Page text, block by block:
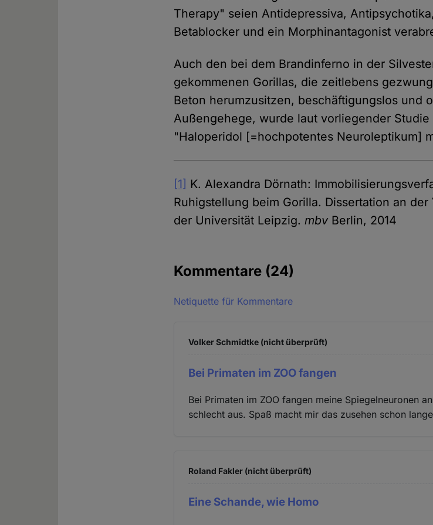
Therapy" seien Antidepressiva,
Betablocker und ein Morphinantagonist
Auch den bei dem Brandinferno in der
gekommenen Gorillas, die zeitlebens
Beton herumzusitzen, beschäftigungslos und
Außengehege, wurde laut vorliegender
"Haloperidol [=hochpotentes Neuroleptikum]
[1]
K. Alexandra Dörnath:
Ruhigstellung beim Gorilla. Dissertation an
der Universität Leipzig.mbvBerlin, 2014
Kommentare (24)
Netiquette für Kommentare
Volker Schmidtke (nicht überprüft)
Bei Primaten im ZOO fangen
Bei Primaten im ZOO fangen meine Spiegelneuronen
schlecht aus. Spaß macht mir das zusehen schon
Roland Fakler (nicht überprüft)
Eine Schande, wie Homo